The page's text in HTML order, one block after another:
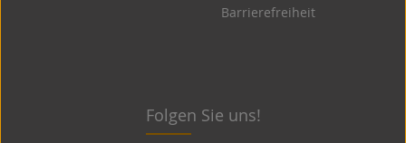
Barrierefreiheit
Folgen Sie uns!